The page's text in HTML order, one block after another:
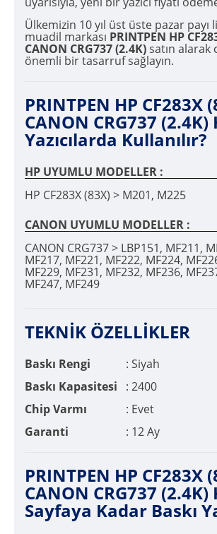
Ülkemizin 10 yıl üst üste pazar payı
muadil markası PRINTPEN HP
CANON CRG737 (2.4K)satın alarak
önemli bir tasarruf sağlayın.
PRINTPEN HP CF283X
CANON CRG737 (2.4K)
Yazıcılarda Kullanılır?
HP UYUMLU MODELLER :
HP CF283X (83X) > M201, M225
CANON UYUMLU MODELLER :
CANON CRG737 > LBP151, MF211,
MF217, MF221, MF222, MF224,
MF229, MF231, MF232, MF236,
MF247, MF249
TEKNİK ÖZELLİKLER
Baskı Rengi
: Siyah
Baskı Kapasitesi
: 2400
Chip Varmı
: Evet
Garanti
: 12 Ay
PRINTPEN HP CF283X
CANON CRG737 (2.4K)
Sayfaya Kadar Baskı